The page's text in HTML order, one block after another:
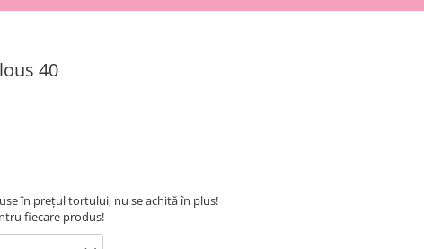
40
în prețul tortului, nu se achită în plus!
fiecare produs!